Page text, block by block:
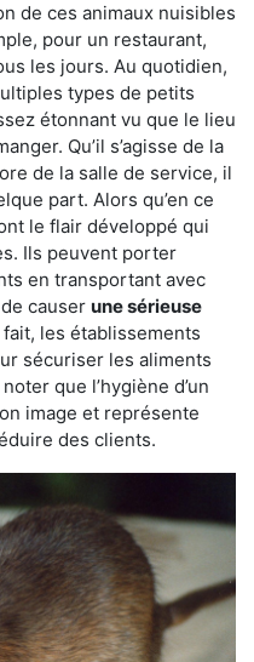
de ces animaux nuisibles
pour un restaurant,
les jours. Au quotidien,
types de petits
étonnant vu que le lieu
Qu’il s’agisse de la
de la salle de service, il
part. Alors qu’en ce
le flair développé qui
Ils peuvent porter
en transportant avec
causer une sérieuse
fait, les établissements
sécuriser les aliments
que l’hygiène d’un
image et représente
des clients.